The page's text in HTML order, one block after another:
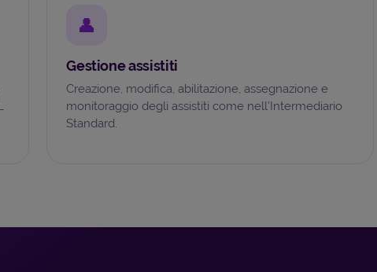
👤
Gestione assistiti
Creazione, modifica, abilitazione, assegnazione e
monitoraggio degli assistiti come nell’Intermediario
Standard.